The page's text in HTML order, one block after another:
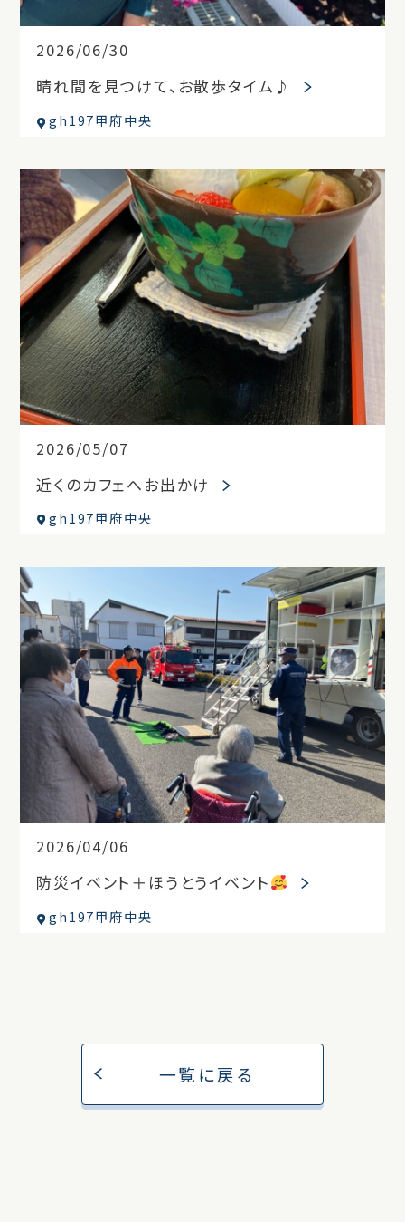
2026/06/30
晴れ間を見つけて、お散歩タイム♪
gh197甲府中央
2026/05/07
近くのカフェへお出かけ
gh197甲府中央
2026/04/06
防災イベント＋ほうとうイベント
gh197甲府中央
一覧に戻る